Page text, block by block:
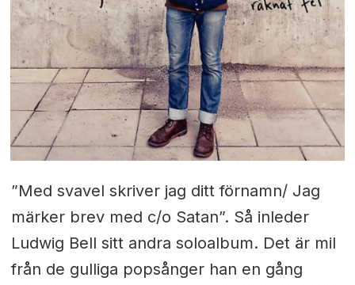
”Med svavel skriver jag ditt förnamn/ Jag
märker brev med c/o Satan”. Så inleder
Ludwig Bell sitt andra soloalbum. Det är mil
från de gulliga popsånger han en gång